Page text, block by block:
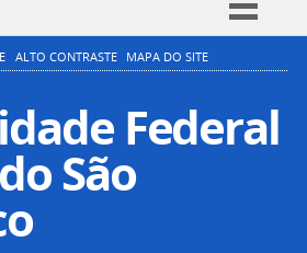
Simplifique!
Participe
Acesso à informação
Legislação
ALTO CONTRASTE MAPA DO SITE
Federal
São